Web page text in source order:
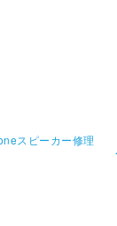
スピーカー修理